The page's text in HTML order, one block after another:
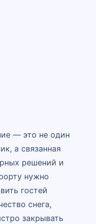
— это не один
а связанная
решений и
нужно
гостей
снега,
закрывать